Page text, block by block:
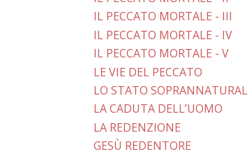
IL PECCATO MORTALE - III
IL PECCATO MORTALE - IV
IL PECCATO MORTALE - V
LE VIE DEL PECCATO
LO STATO
LA CADUTA DELL’UOMO
LA REDENZIONE
GESÙ REDENTORE